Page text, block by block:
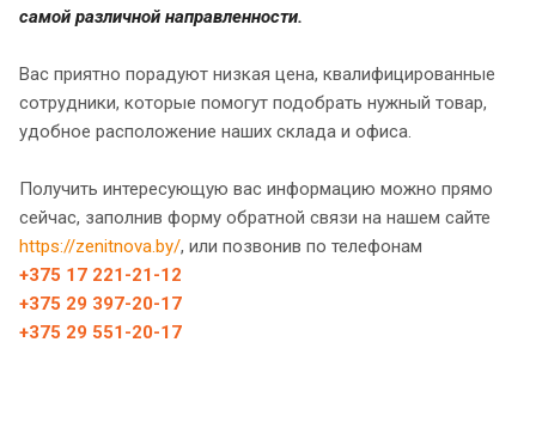
самой различной направленности.
Вас приятно порадуют низкая цена, квалифицированные
сотрудники, которые помогут подобрать нужный товар,
удобное расположение наших склада и офиса.
Получить интересующую вас информацию можно прямо
сейчас, заполнив форму обратной связи на нашем сайте
https://zenitnova.by/, или позвонив по телефонам
+375 17 221-21-12
+375 29 397-20-17
+375 29 551-20-17